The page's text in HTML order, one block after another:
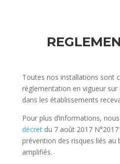
Toutes nos installations sont
règlementation en vigueur
dans les établissements
Pour plus d’informations,
décretdu 7 août 2017
prévention des risques liés au
amplifiés.